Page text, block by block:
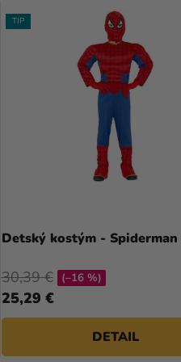
TIP
Detský kostým - Spiderman
25,29 €
30,39 € (–16 %)
DETAIL